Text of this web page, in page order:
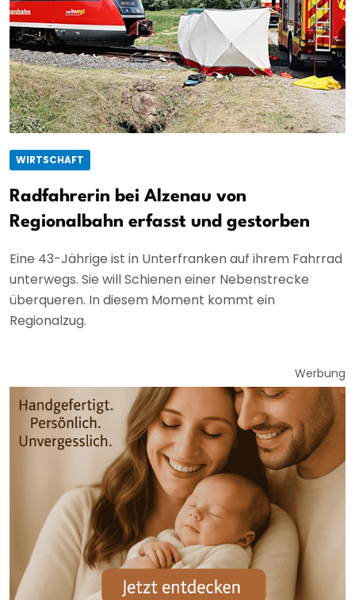
WIRTSCHAFT
Radfahrerin bei Alzenau von
Regionalbahn erfasst und gestorben
Eine 43-Jährige ist in Unterfranken auf ihrem Fahrrad
unterwegs. Sie will Schienen einer Nebenstrecke
überqueren. In diesem Moment kommt ein
Regionalzug.
Werbung